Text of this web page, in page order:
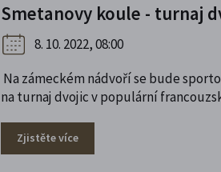
Smetanovy koule - turnaj
8. 10. 2022, 08:00
Na zámeckém nádvoří se bude
na turnaj dvojic v populární
Zjistěte více